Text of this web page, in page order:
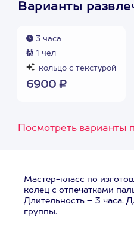
Варианты
3 часа
1 чел
кольцо с текстурой
6900 ₽
Посмотреть варианты
Мастер-класс по
колец с отпечатками
Длительность – 3 часа.
группы.